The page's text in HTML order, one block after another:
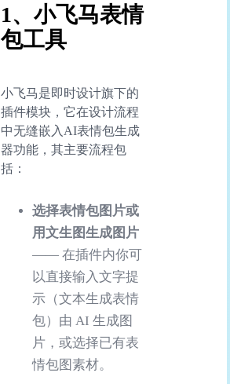
1、小飞马表情
包工具
小飞马是即时设计旗下的
插件模块，它在设计流程
中无缝嵌入AI表情包生成
器功能，其主要流程包
括：
选择表情包图片或
用文生图生成图片
—— 在插件内你可
以直接输入文字提
示（文本生成表情
包）由 AI 生成图
片，或选择已有表
情包图素材。